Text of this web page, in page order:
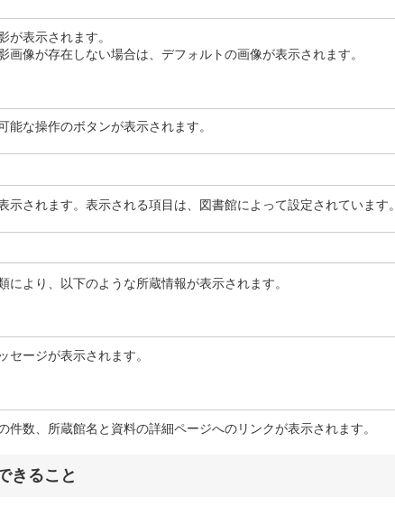
が表示されます。
画像が存在しない場合は、デフォルトの画像が表示されます。
能な操作のボタンが表示されます。
示されます。表示される項目は、図書館によって設定されています。
により、以下のような所蔵情報が表示されます。
セージが表示されます。
件数、所蔵館名と資料の詳細ページへのリンクが表示されます。
きること